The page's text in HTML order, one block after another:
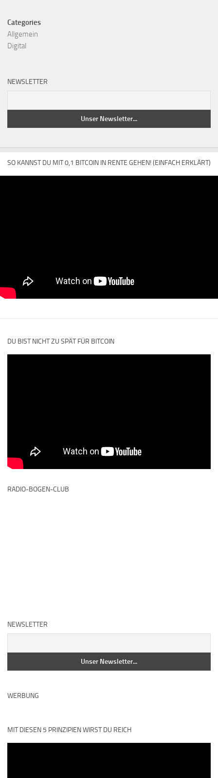
Categories
Allgemein
Digital
NEWSLETTER
SO KANNST DU MIT 0,1 BITCOIN IN RENTE GEHEN! (EINFACH ERKLÄRT)
DU BIST NICHT ZU SPÄT FÜR BITCOIN
RADIO-BOGEN-CLUB
NEWSLETTER
WERBUNG
MIT DIESEN 5 PRINZIPIEN WIRST DU REICH